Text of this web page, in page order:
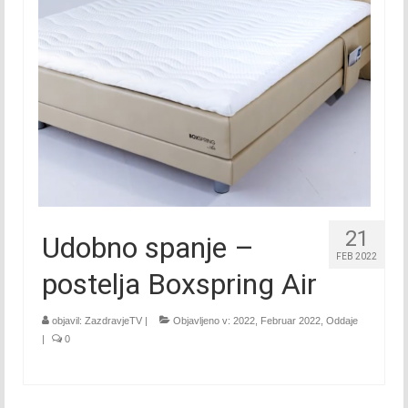
Januar 2015
Februar 2015
Marec 2015
April 2015
Maj 2015
Junij 2015
Julij 2015
Avgust 2015
21
FEB 2022
Udobno spanje –
postelja Boxspring Air
objavil: ZazdravjeTV | Objavljeno v: 2022 Februar 2022 Oddaje
|
0